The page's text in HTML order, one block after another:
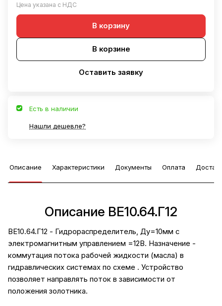
Цена указана с НДС
В корзину
В корзине
Оставить заявку
Есть в наличии
Нашли дешевле?
Описание Характеристики Документы Оплата
Описание ВЕ10.64.Г12
ВЕ10.64.Г12 - Гидрораспределитель, Ду=10мм с
электромагнитным управлением =12В. Назначение -
коммутация потока рабочей жидкости (масла) в
гидравлических системах по схеме . Устройство
позволяет направлять поток в зависимости от
положения золотника.